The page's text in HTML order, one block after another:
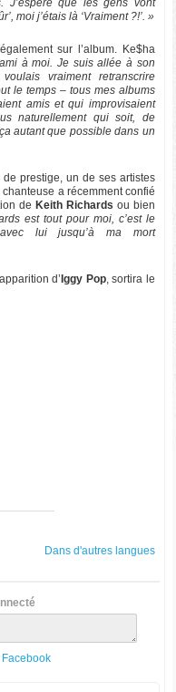
J’espère que les gens vont
moi j’étais là ‘Vraiment ?!’. »
sur l’album. Ke$ha
à moi. Je suis allée à son
vraiment retranscrire
le temps – tous mes albums
amis et qui improvisaient
naturellement qui soit, de
autant que possible dans un
prestige, un de ses artistes
a récemment confié
de Keith Richards ou bien
est tout pour moi, c’est le
lui jusqu’à ma mort
d’ Iggy Pop, sortira le
Dans d'autres langues